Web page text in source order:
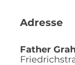
Adresse
Father